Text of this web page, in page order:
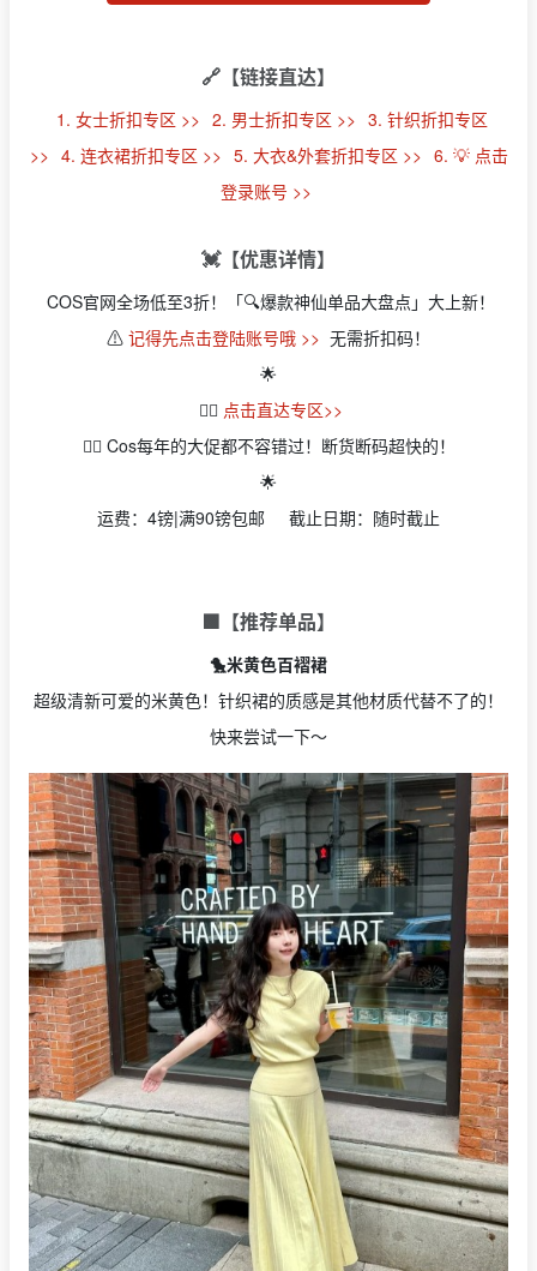
🔗【链接直达】
1. 女士折扣专区 >> 2. 男士折扣专区 >> 3. 针织折扣专区
>> 4. 连衣裙折扣专区 >> 5. 大衣&外套折扣专区 >> 6. 💡 点击
登录账号 >>
💓【优惠详情】
COS官网全场低至3折！「🔍爆款神仙单品大盘点」大上新！
⚠️ 记得先点击登陆账号哦 >> 无需折扣码！
🌟
👉🏻 点击直达专区>>
👉🏻 Cos每年的大促都不容错过！断货断码超快的！
🌟
运费：4镑|满90镑包邮 截止日期：随时截止
🟩【推荐单品】
🐤米黄色百褶裙
超级清新可爱的米黄色！针织裙的质感是其他材质代替不了的！
快来尝试一下～